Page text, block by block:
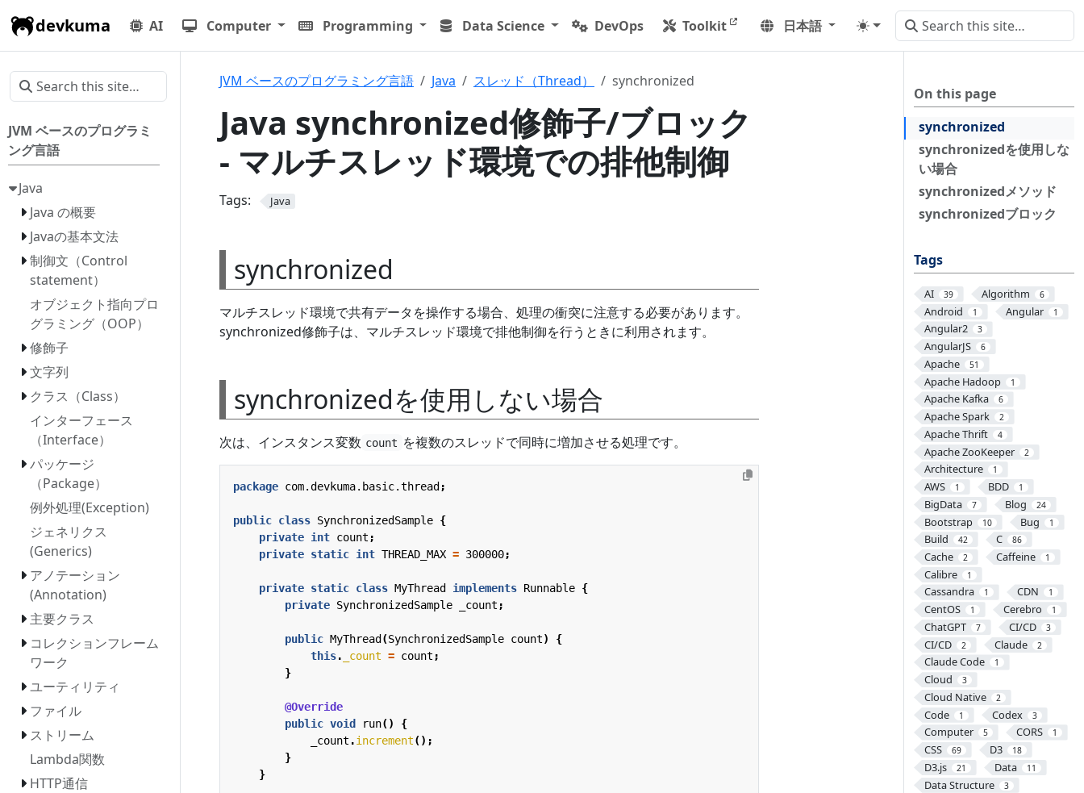
devkuma AI Computer Programming Data Science DevOps Toolkit 日本語
JVM ベースのプログラミ
ング言語
Java
Java の概要
Javaの基本文法
制御文（Control
statement）
オブジェクト指向プロ
グラミング（OOP）
修飾子
文字列
クラス（Class）
インターフェース
（Interface）
パッケージ
（Package）
例外処理(Exception)
ジェネリクス
(Generics)
アノテーション
(Annotation)
主要クラス
コレクションフレーム
ワーク
ユーティリティ
ファイル
ストリーム
Lambda関数
HTTP通信
On this page
synchronized
synchronizedを使用しな
い場合
synchronizedメソッド
synchronizedブロック
Tags
AI 39 Algorithm 6
Android 1 Angular 1
Angular2 3
AngularJS 6
Apache 51
Apache Hadoop 1
Apache Kafka 6
Apache Spark 2
Apache Thrift 4
Apache ZooKeeper 2
Architecture 1
AWS 1 BDD 1
BigData 7 Blog 24
Bootstrap 10 Bug 1
Build 42 C 86
Cache 2 Caffeine 1
Calibre 1
Cassandra 1 CDN 1
CentOS 1 Cerebro 1
ChatGPT 7 CI/CD 3
CI/CD 2 Claude 2
Claude Code 1
Cloud 3
Cloud Native 2
Code 1 Codex 3
Computer 5 CORS 1
CSS 69 D3 18
D3.js 21 Data 11
Data Structure 3
JVM ベースのプログラミング言語 Java スレッド（Thread） synchronized
Java synchronized修飾子/ブロック
- マルチスレッド環境での排他制御
Tags: Java
synchronized
マルチスレッド環境で共有データを操作する場合、処理の衝突に注意する必要があります。
synchronized修飾子は、マルチスレッド環境で排他制御を行うときに利用されます。
synchronizedを使用しない場合
次は、インスタンス変数 count を複数のスレッドで同時に増加させる処理です。
package com.devkuma.basic.thread ;
public class SynchronizedSample {
private int count ;
private static int THREAD_MAX = 300000;
private static class MyThread implements Runnable {
private SynchronizedSample _count ;
public MyThread (SynchronizedSample count)
{
this. _count = count ;
}
@Override
public void run()
{
_count .increment();
}
}